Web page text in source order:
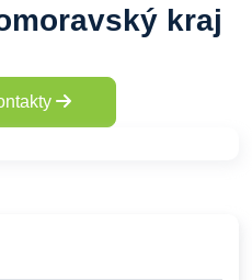
kraj